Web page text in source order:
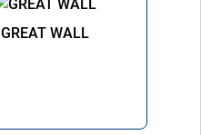
GREAT WALL